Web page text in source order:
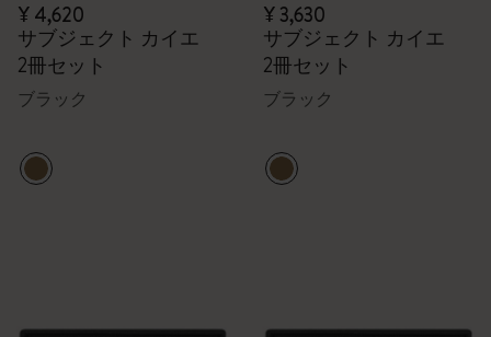
¥ 4,620
サブジェクト カイエ
2冊セット
ブラック
¥ 3,630
サブジェクト カイエ
2冊セット
ブラック